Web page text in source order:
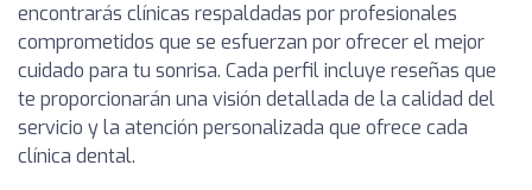
encontrarás clínicas respaldadas por profesionales
comprometidos que se esfuerzan por ofrecer el mejor
cuidado para tu sonrisa. Cada perfil incluye reseñas que
te proporcionarán una visión detallada de la calidad del
servicio y la atención personalizada que ofrece cada
clínica dental.